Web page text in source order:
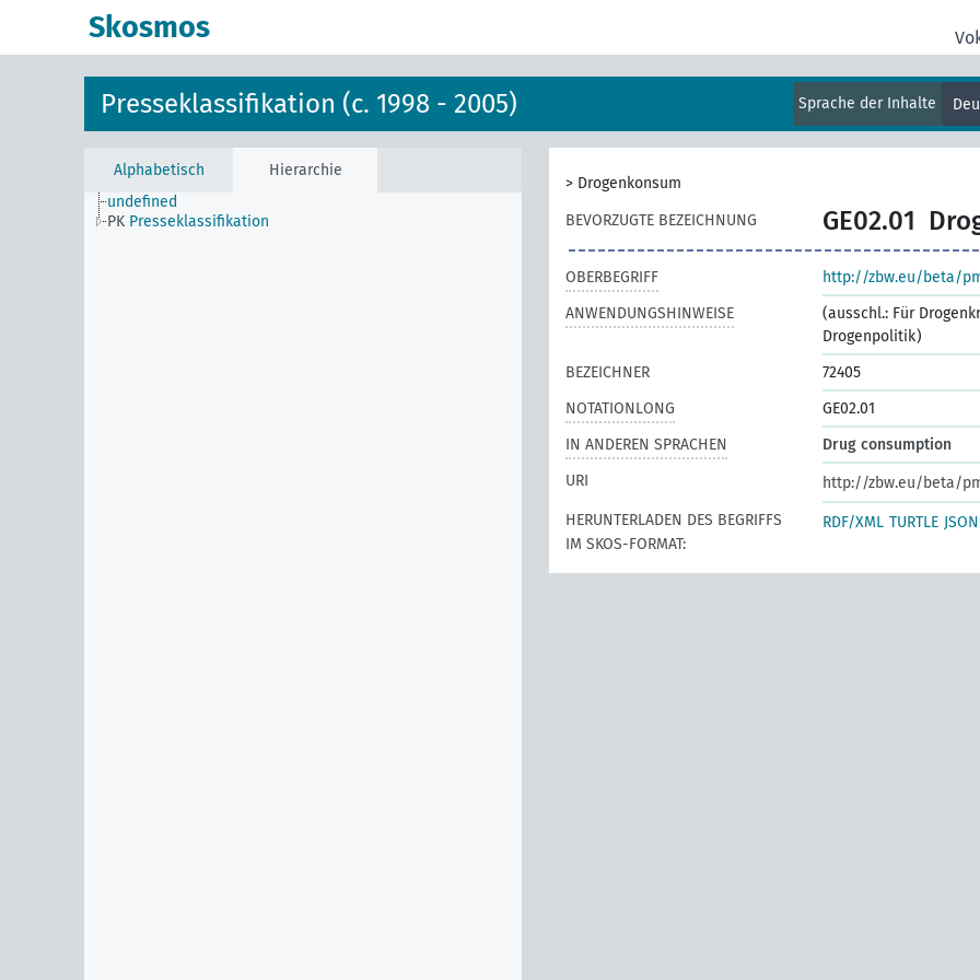
Skosmos
Presseklassifikation (c. 1998 - 2005) Sprache der Inhalte
Alphabetisch
Hierarchie
undefined
PK Presseklassifikation
> Drogenkonsum
BEVORZUGTE BEZEICHNUNG
GE02.01
OBERBEGRIFF
http://zbw.eu/beta/
ANWENDUNGSHINWEISE
(ausschl.: Für
Drogenpolitik)
BEZEICHNER
72405
NOTATIONLONG
GE02.01
IN ANDEREN SPRACHEN
Drug consumption
URI
http://zbw.eu/beta/
HERUNTERLADEN DES BEGRIFFS
IM SKOS-FORMAT:
RDF/XML TURTLE